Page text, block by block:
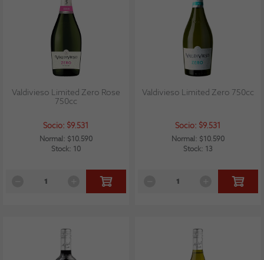
Valdivieso Limited Zero Rose
750cc
Socio: $9.531
Normal: $10.590
Stock: 10
Valdivieso Limited Zero 750cc
Socio: $9.531
Normal: $10.590
Stock: 13